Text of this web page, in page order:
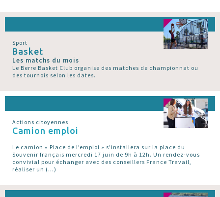
Sport
Basket
Les matchs du mois
Le Berre Basket Club organise des matches de championnat ou
des tournois selon les dates.
Actions citoyennes
Camion emploi
Le camion « Place de l’emploi » s’installera sur la place du
Souvenir français mercredi 17 juin de 9h à 12h. Un rendez-vous
convivial pour échanger avec des conseillers France Travail,
réaliser un (…)